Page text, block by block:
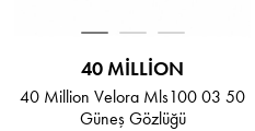
40 MILLION
40 Million Velora Mls100 03 50
Güneş Gözlüğü